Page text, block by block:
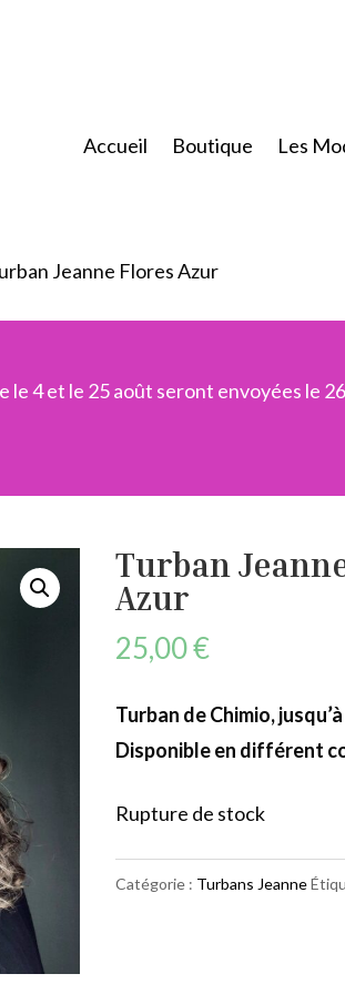
Accueil Boutique Les
Jeanne Flores Azur
le 4 et le 25 août seront envoyées le
Turban
Azur
25,00€
Turban de Chimio,
Disponible en différent
Rupture de stock
Catégorie : Turbans Jeanne